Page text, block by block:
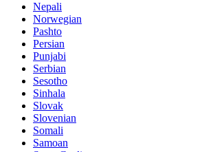
Nepali
Norwegian
Pashto
Persian
Punjabi
Serbian
Sesotho
Sinhala
Slovak
Slovenian
Somali
Samoan